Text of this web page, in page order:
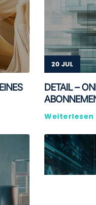
20 JUL
DETAIL –
Weiterlesen